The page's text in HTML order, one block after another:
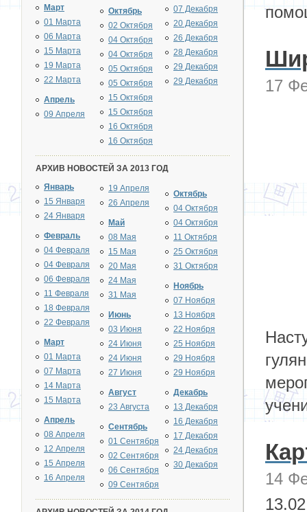
Март
01 Марта
06 Марта
15 Марта
19 Марта
22 Марта
Апрель
09 Апреля
Октябрь
02 Октября
04 Октября
04 Октября
05 Октября
05 Октября
15 Октября
15 Октября
16 Октября
16 Октября
07 Декабря
20 Декабря
26 Декабря
28 Декабря
29 Декабря
29 Декабря
АРХИВ НОВОСТЕЙ ЗА 2013 ГОД
Январь
15 Января
24 Января
Февраль
04 Февраля
04 Февраля
06 Февраля
11 Февраля
18 Февраля
22 Февраля
Март
01 Марта
07 Марта
14 Марта
15 Марта
Апрель
08 Апреля
12 Апреля
15 Апреля
16 Апреля
19 Апреля
26 Апреля
Май
08 Мая
15 Мая
20 Мая
24 Мая
31 Мая
Июнь
03 Июня
24 Июня
24 Июня
27 Июня
Август
23 Августа
Сентябрь
01 Сентября
02 Сентября
06 Сентября
09 Сентября
Октябрь
04 Октября
04 Октября
11 Октября
25 Октября
31 Октября
Ноябрь
07 Ноября
13 Ноября
22 Ноября
25 Ноября
29 Ноября
29 Ноября
Декабрь
13 Декабря
16 Декабря
17 Декабря
24 Декабря
30 Декабря
17
14